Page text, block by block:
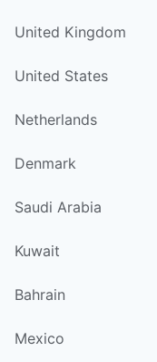
United Kingdom
United States
Netherlands
Denmark
Saudi Arabia
Kuwait
Bahrain
Mexico